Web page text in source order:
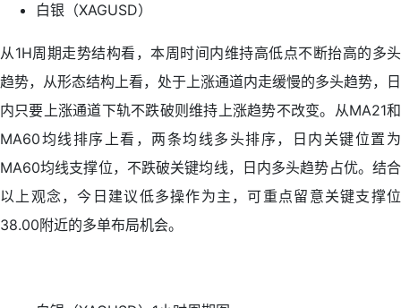
白银（XAGUSD）
从1H周期走势结构看，本周时间内维持高低点不断抬高的多头
趋势，从形态结构上看，处于上涨通道内走缓慢的多头趋势，日
内只要上涨通道下轨不跌破则维持上涨趋势不改变。从MA21和
MA60均线排序上看，两条均线多头排序，日内关键位置为
MA60均线支撑位，不跌破关键均线，日内多头趋势占优。结合
以上观念，今日建议低多操作为主，可重点留意关键支撑位
38.00附近的多单布局机会。